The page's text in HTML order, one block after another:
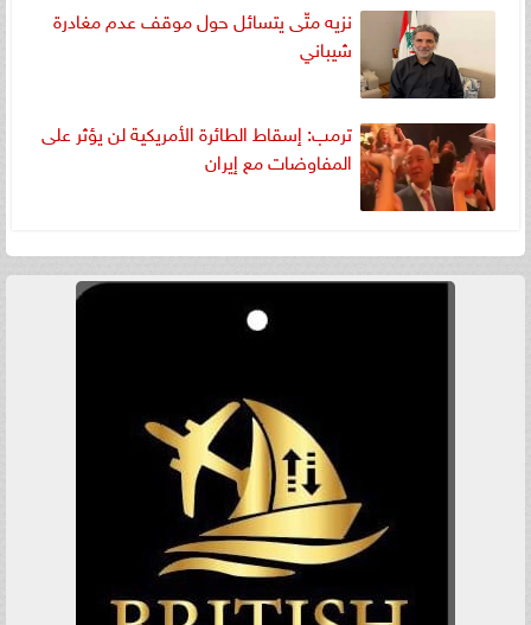
نزيه متّى يتسائل حول موقف عدم مغادرة
شيباني
ترمب: إسقاط الطائرة الأمريكية لن يؤثر على
المفاوضات مع إيران